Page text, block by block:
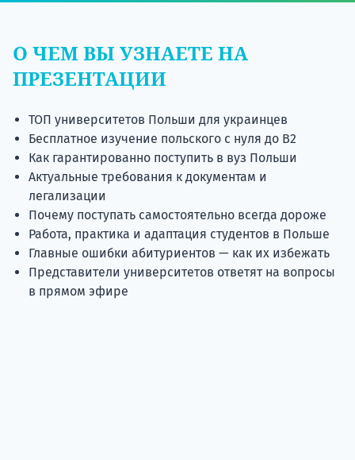
О ЧЕМ ВЫ УЗНАЕТЕ НА
ПРЕЗЕНТАЦИИ
ТОП университетов Польши для украинцев
Бесплатное изучение польского с нуля до В2
Как гарантированно поступить в вуз Польши
Актуальные требования к документам и
легализации
Почему поступать самостоятельно всегда дороже
Работа, практика и адаптация студентов в Польше
Главные ошибки абитуриентов — как их избежать
Представители университетов ответят на вопросы
в прямом эфире